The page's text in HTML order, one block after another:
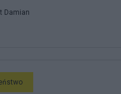
Damian